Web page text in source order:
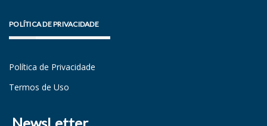
POLÍTICA DE PRIVACIDADE
Política de Privacidade
Termos de Uso